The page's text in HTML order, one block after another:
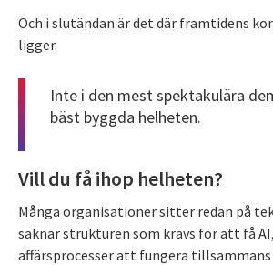
Och i slutändan är det där framtidens
ligger.
Inte i den mest spektakulära
bäst byggda helheten.
Vill du få ihop helheten?
Många organisationer sitter redan på
saknar strukturen som krävs för att få
affärsprocesser att fungera